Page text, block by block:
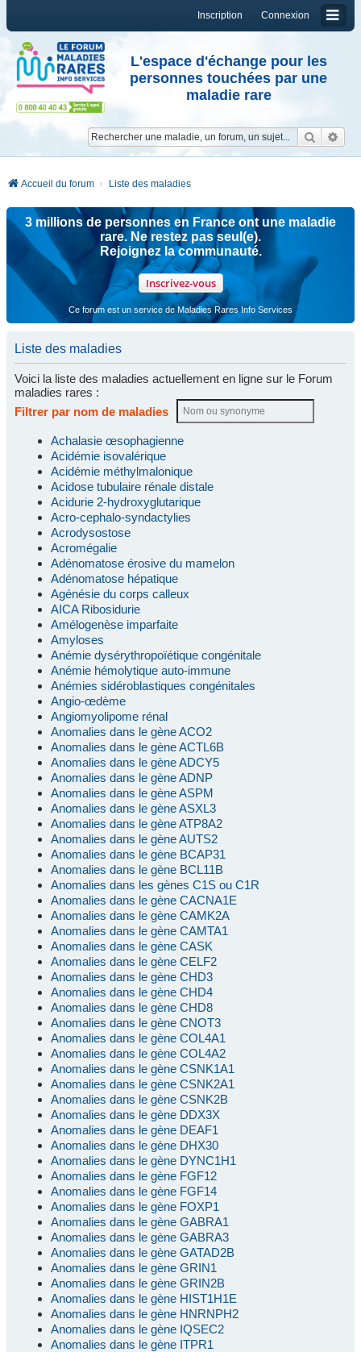
Connexion
Inscription
L'espace d'échange pour les
personnes touchées par une
maladie rare
Accueil du forum Liste des maladies
3 millions de personnes en France ont une maladie
rare. Ne restez pas seul(e).
Rejoignez la communauté.
Inscrivez-vous
Ce forum est un service de Maladies Rares Info Services
Liste des maladies
Voici la liste des maladies actuellement en ligne sur le Forum
maladies rares :
Filtrer par nom de maladies
Achalasie œsophagienne
Acidémie isovalérique
Acidémie méthylmalonique
Acidose tubulaire rénale distale
Acidurie 2-hydroxyglutarique
Acro-cephalo-syndactylies
Acrodysostose
Acromégalie
Adénomatose érosive du mamelon
Adénomatose hépatique
Agénésie du corps calleux
AICA Ribosidurie
Amélogenèse imparfaite
Amyloses
Anémie dysérythropoïétique congénitale
Anémie hémolytique auto-immune
Anémies sidéroblastiques congénitales
Angio-œdème
Angiomyolipome rénal
Anomalies dans le gène ACO2
Anomalies dans le gène ACTL6B
Anomalies dans le gène ADCY5
Anomalies dans le gène ADNP
Anomalies dans le gène ASPM
Anomalies dans le gène ASXL3
Anomalies dans le gène ATP8A2
Anomalies dans le gène AUTS2
Anomalies dans le gène BCAP31
Anomalies dans le gène BCL11B
Anomalies dans les gènes C1S ou C1R
Anomalies dans le gène CACNA1E
Anomalies dans le gène CAMK2A
Anomalies dans le gène CAMTA1
Anomalies dans le gène CASK
Anomalies dans le gène CELF2
Anomalies dans le gène CHD3
Anomalies dans le gène CHD4
Anomalies dans le gène CHD8
Anomalies dans le gène CNOT3
Anomalies dans le gène COL4A1
Anomalies dans le gène COL4A2
Anomalies dans le gène CSNK1A1
Anomalies dans le gène CSNK2A1
Anomalies dans le gène CSNK2B
Anomalies dans le gène DDX3X
Anomalies dans le gène DEAF1
Anomalies dans le gène DHX30
Anomalies dans le gène DYNC1H1
Anomalies dans le gène FGF12
Anomalies dans le gène FGF14
Anomalies dans le gène FOXP1
Anomalies dans le gène GABRA1
Anomalies dans le gène GABRA3
Anomalies dans le gène GATAD2B
Anomalies dans le gène GRIN1
Anomalies dans le gène GRIN2B
Anomalies dans le gène HIST1H1E
Anomalies dans le gène HNRNPH2
Anomalies dans le gène IQSEC2
Anomalies dans le gène ITPR1